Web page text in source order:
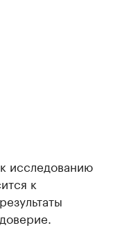
исследованию
к